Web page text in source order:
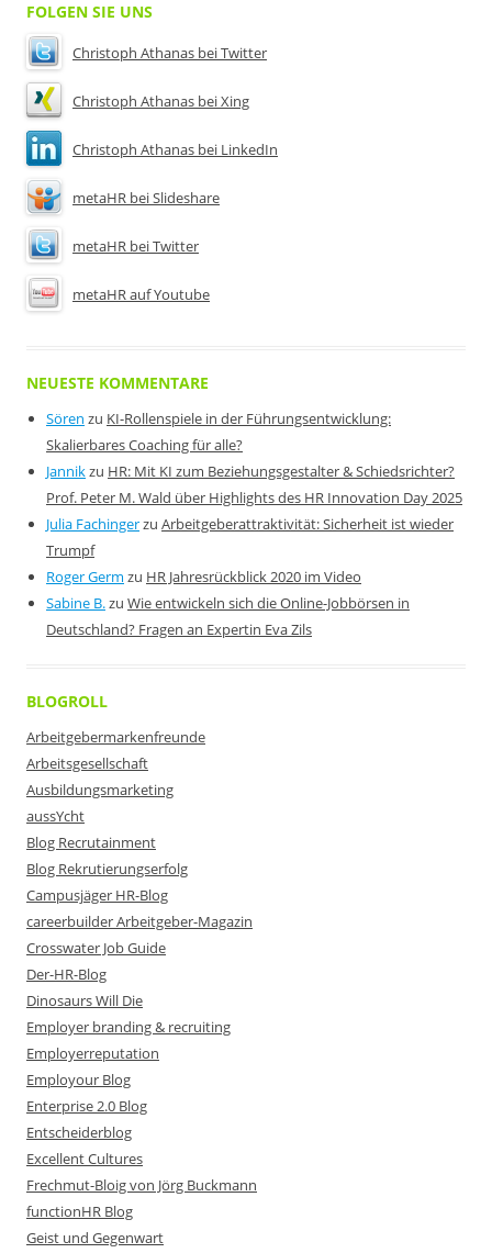
FOLGEN SIE UNS
Christoph Athanas bei Twitter
Christoph Athanas bei Xing
Christoph Athanas bei LinkedIn
metaHR bei Slideshare
metaHR bei Twitter
metaHR auf Youtube
NEUESTE KOMMENTARE
Sören zu KI-Rollenspiele in der Führungsentwicklung:
Skalierbares Coaching für alle?
Jannikzu HR: Mit KI zum Beziehungsgestalter & Schiedsrichter?
Prof. Peter M. Wald über Highlights des HR Innovation Day 2025
Julia Fachingerzu Arbeitgeberattraktivität: Sicherheit ist wieder
Trumpf
Roger Germ zu HR Jahresrückblick 2020 im Video
Sabine B.zu Wie entwickeln sich die Online-Jobbörsen in
Deutschland? Fragen an Expertin Eva Zils
BLOGROLL
Arbeitgebermarkenfreunde
Arbeitsgesellschaft
Ausbildungsmarketing
aussYcht
Blog Recrutainment
Blog Rekrutierungserfolg
Campusjäger HR-Blog
careerbuilder Arbeitgeber-Magazin
Crosswater Job Guide
Der-HR-Blog
Dinosaurs Will Die
Employer branding & recruiting
Employerreputation
Employour Blog
Enterprise 2.0 Blog
Entscheiderblog
Excellent Cultures
Frechmut-Bloig von Jörg Buckmann
functionHR Blog
Geist und Gegenwart